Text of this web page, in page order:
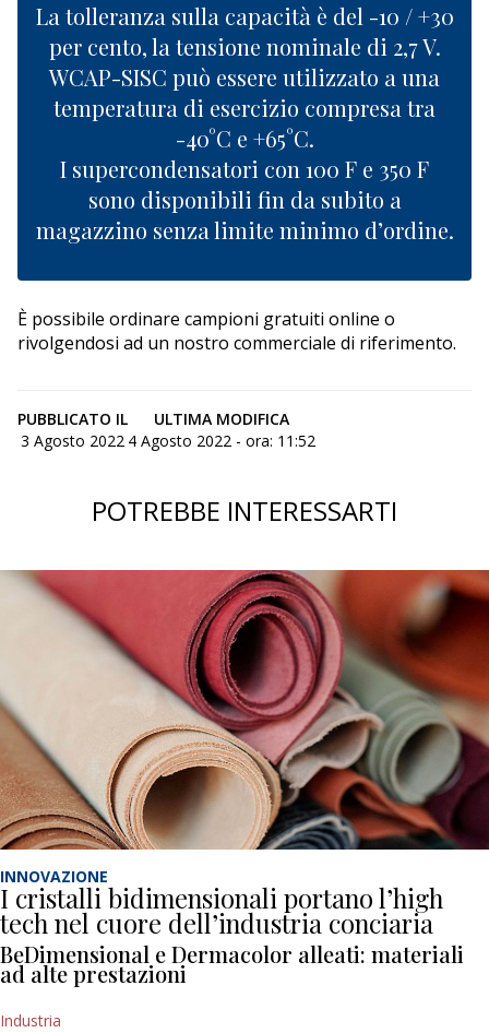
La tolleranza sulla capacità è del -10 / +30
per cento, la tensione nominale di 2,7 V.
WCAP-SISC può essere utilizzato a una
temperatura di esercizio compresa tra
-40°C e +65°C.
I supercondensatori con 100 F e 350 F
sono disponibili fin da subito a
magazzino senza limite minimo d’ordine.
È possibile ordinare campioni gratuiti online o
rivolgendosi ad un nostro commerciale di riferimento.
PUBBLICATO IL
3 Agosto 2022
ULTIMA MODIFICA
4 Agosto 2022 - ora: 11:52
POTREBBE INTERESSARTI
INNOVAZIONE
I cristalli bidimensionali portano l’high
tech nel cuore dell’industria conciaria
BeDimensional e Dermacolor alleati: materiali
ad alte prestazioni
Industria